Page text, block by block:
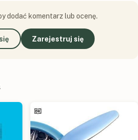
dodać komentarz lub ocenę.
Zarejestruj się